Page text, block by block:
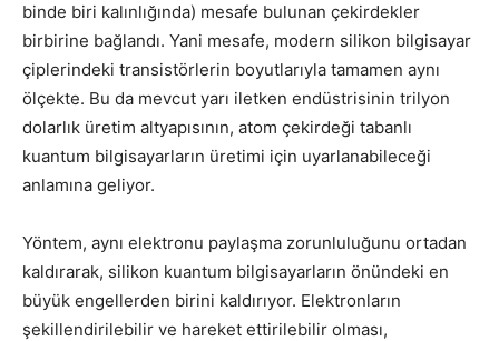
binde biri kalınlığında) mesafe bulunan çekirdekler
birbirine bağlandı. Yani mesafe, modern silikon bilgisayar
çiplerindeki transistörlerin boyutlarıyla tamamen aynı
ölçekte. Bu da mevcut yarı iletken endüstrisinin trilyon
dolarlık üretim altyapısının, atom çekirdeği tabanlı
kuantum bilgisayarların üretimi için uyarlanabileceği
anlamına geliyor.
Yöntem, aynı elektronu paylaşma zorunluluğunu ortadan
kaldırarak, silikon kuantum bilgisayarların önündeki en
büyük engellerden birini kaldırıyor. Elektronların
şekillendirilebilir ve hareket ettirilebilir olması,